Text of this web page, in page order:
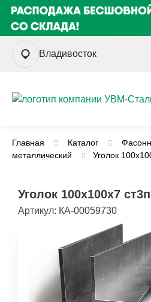
Владивосток
Главная Каталог
металлический
Уголок
Уголок 100х100х7
Артикул: КА-00059730